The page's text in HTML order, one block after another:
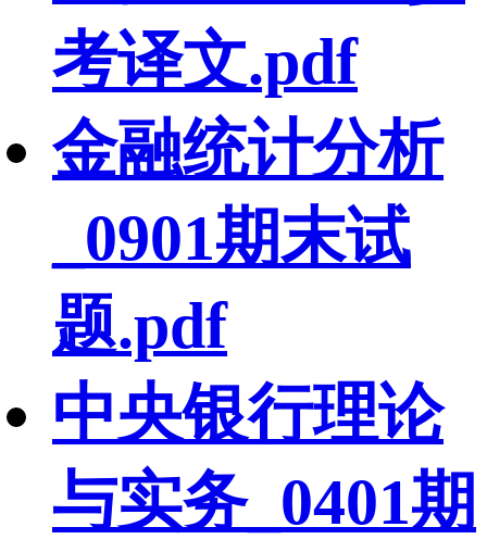
考译文.pdf
金融统计分析
_0901期末试
题.pdf
中央银行理论
与实务_0401期